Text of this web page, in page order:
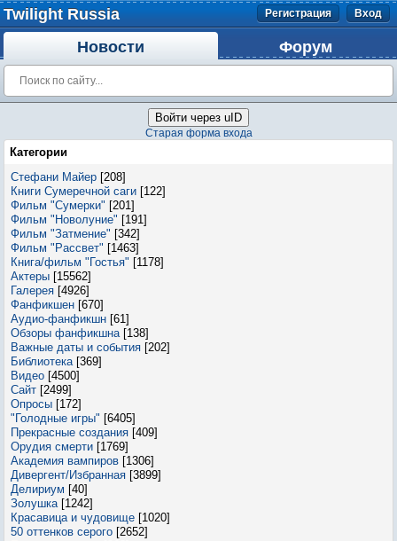
Twilight Russia Регистрация Вход
Новости Форум
Войти через uID
Старая форма входа
Категории
Стефани Майер [208]
Книги Сумеречной саги [122]
Фильм "Сумерки" [201]
Фильм "Новолуние" [191]
Фильм "Затмение" [342]
Фильм "Рассвет" [1463]
Книга/фильм "Гостья" [1178]
Актеры [15562]
Галерея [4926]
Фанфикшен [670]
Аудио-фанфикшн [61]
Обзоры фанфикшна [138]
Важные даты и события [202]
Библиотека [369]
Видео [4500]
Сайт [2499]
Опросы [172]
"Голодные игры" [6405]
Прекрасные создания [409]
Орудия смерти [1769]
Академия вампиров [1306]
Дивергент/Избранная [3899]
Делириум [40]
Золушка [1242]
Красавица и чудовище [1020]
50 оттенков серого [2652]